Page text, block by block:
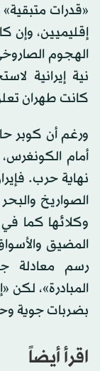
«قدرات
إقليميين، وإن
الهجوم
نية إيرانية
كانت طهران
ورغم أن كوبر
أمام
نهاية حرب.
الصواريخ
وكلائها كما في
المضيق
رسم معادلة
المبادرة»، لكن
بضربات جوية
اقرأ أيضاً